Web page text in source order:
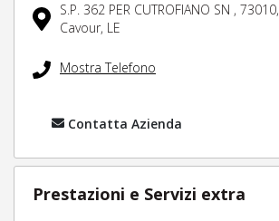
S.P. 362 PER CUTROFIANO SN , 73010,
Cavour, LE
Mostra Telefono
Contatta Azienda
Prestazioni e Servizi extra